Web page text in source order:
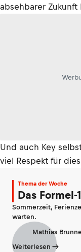
absehbarer
Und auch Key
viel Respekt für
Thema der Woche
Das
Sommerzeit,
warten.
Mathias
Weiterlesen